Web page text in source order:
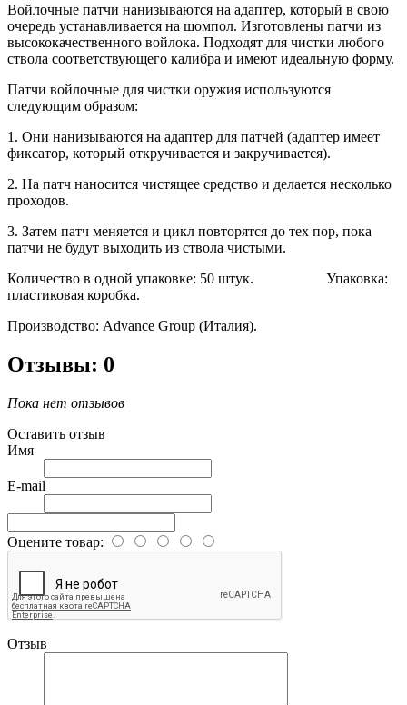
Войлочные патчи нанизываются на адаптер, который в свою
очередь устанавливается на шомпол. Изготовлены патчи из
высококачественного войлока. Подходят для чистки любого
ствола соответствующего калибра и имеют идеальную форму.
Патчи войлочные для чистки оружия используются
следующим образом:
1. Они нанизываются на адаптер для патчей (адаптер имеет
фиксатор, который откручивается и закручивается).
2. На патч наносится чистящее средство и делается несколько
проходов.
3. Затем патч меняется и цикл повторятся до тех пор, пока
патчи не будут выходить из ствола чистыми.
Количество в одной упаковке: 50 штук. Упаковка:
пластиковая коробка.
Производство: Advance Group (Италия).
Отзывы: 0
Пока нет отзывов
Оставить отзыв
Имя
E-mail
Оцените товар:
Отзыв